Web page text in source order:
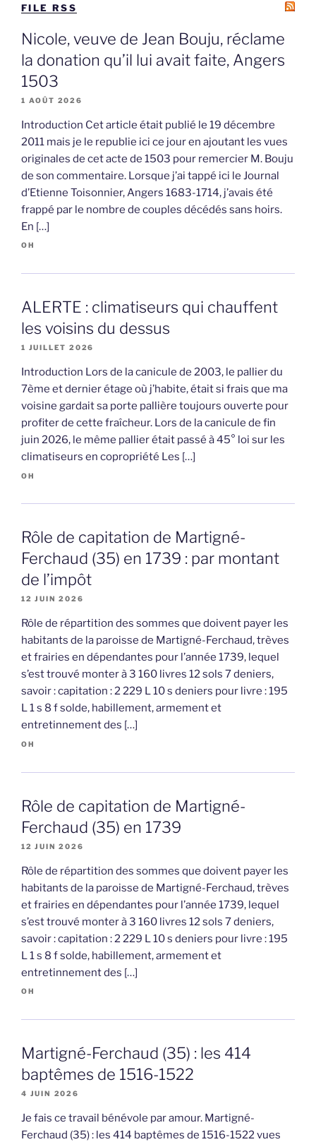
FILE RSS
Nicole, veuve de Jean Bouju, réclame
la donation qu’il lui avait faite, Angers
1503
1 AOÛT 2026
Introduction Cet article était publié le 19 décembre
2011 mais je le republie ici ce jour en ajoutant les vues
originales de cet acte de 1503 pour remercier M. Bouju
de son commentaire. Lorsque j’ai tappé ici le Journal
d’Etienne Toisonnier, Angers 1683-1714, j’avais été
frappé par le nombre de couples décédés sans hoirs.
En […]
OH
ALERTE : climatiseurs qui chauffent
les voisins du dessus
1 JUILLET 2026
Introduction Lors de la canicule de 2003, le pallier du
7ème et dernier étage où j’habite, était si frais que ma
voisine gardait sa porte pallière toujours ouverte pour
profiter de cette fraîcheur. Lors de la canicule de fin
juin 2026, le même pallier était passé à 45° loi sur les
climatiseurs en copropriété Les […]
OH
Rôle de capitation de Martigné-
Ferchaud (35) en 1739 : par montant
de l’impôt
12 JUIN 2026
Rôle de répartition des sommes que doivent payer les
habitants de la paroisse de Martigné-Ferchaud, trèves
et frairies en dépendantes pour l’année 1739, lequel
s’est trouvé monter à 3 160 livres 12 sols 7 deniers,
savoir : capitation : 2 229 L 10 s deniers pour livre : 195
L 1 s 8 f solde, habillement, armement et
entretinnement des […]
OH
Rôle de capitation de Martigné-
Ferchaud (35) en 1739
12 JUIN 2026
Rôle de répartition des sommes que doivent payer les
habitants de la paroisse de Martigné-Ferchaud, trèves
et frairies en dépendantes pour l’année 1739, lequel
s’est trouvé monter à 3 160 livres 12 sols 7 deniers,
savoir : capitation : 2 229 L 10 s deniers pour livre : 195
L 1 s 8 f solde, habillement, armement et
entretinnement des […]
OH
Martigné-Ferchaud (35) : les 414
baptêmes de 1516-1522
4 JUIN 2026
Je fais ce travail bénévole par amour. Martigné-
Ferchaud (35) : les 414 baptêmes de 1516-1522 vues